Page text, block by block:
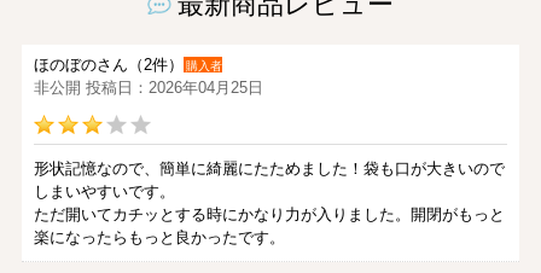
ほのぼのさん（2件） 購入者
非公開 投稿日：2026年04月25日
形状記憶なので、簡単に綺麗にたためました！袋も口が大きいので
しまいやすいです。
ただ開いてカチッとする時にかなり力が入りました。開閉がもっと
楽になったらもっと良かったです。